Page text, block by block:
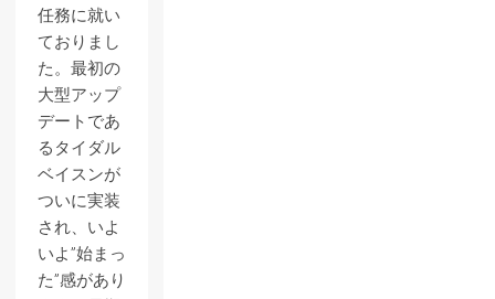
任務に就い
ておりまし
た。最初の
大型アップ
デートであ
るタイダル
ベイスンが
ついに実装
され、いよ
いよ”始まっ
た”感があり